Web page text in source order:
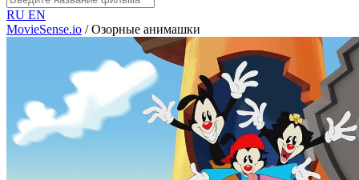
RU EN
MovieSense.io / Озорные анимашки